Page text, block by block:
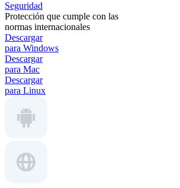
Seguridad
Protección que cumple con las
normas internacionales
Descargar
para Windows
Descargar
para Mac
Descargar
para Linux